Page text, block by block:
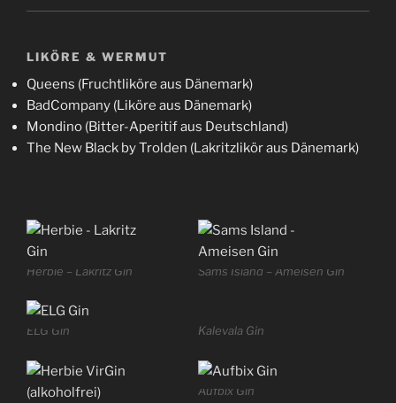
LIKÖRE & WERMUT
Queens (Fruchtliköre aus Dänemark)
BadCompany (Liköre aus Dänemark)
Mondino (Bitter-Aperitif aus Deutschland)
The New Black by Trolden (Lakritzlikör aus Dänemark)
Herbie – Lakritz Gin Sams Island – Ameisen Gin
ELG Gin Kalevala Gin
Aufbix Gin